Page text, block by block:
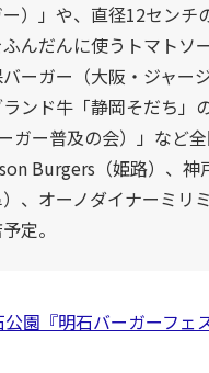
）」や、直径12セン
んだんに使うトマトソ
ーガー（大阪・ジャー
ンド牛「静岡そだち」
ガー普及の会）」など
Burgers（姫路）、
、オーノダイナーミリ
定。
公園『明石バーガーフェ